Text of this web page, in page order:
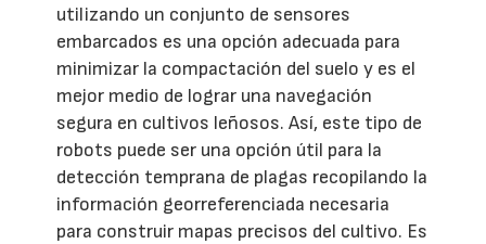
utilizando un conjunto de sensores
embarcados es una opción adecuada para
minimizar la compactación del suelo y es el
mejor medio de lograr una navegación
segura en cultivos leñosos. Así, este tipo de
robots puede ser una opción útil para la
detección temprana de plagas recopilando la
información georreferenciada necesaria
para construir mapas precisos del cultivo. Es